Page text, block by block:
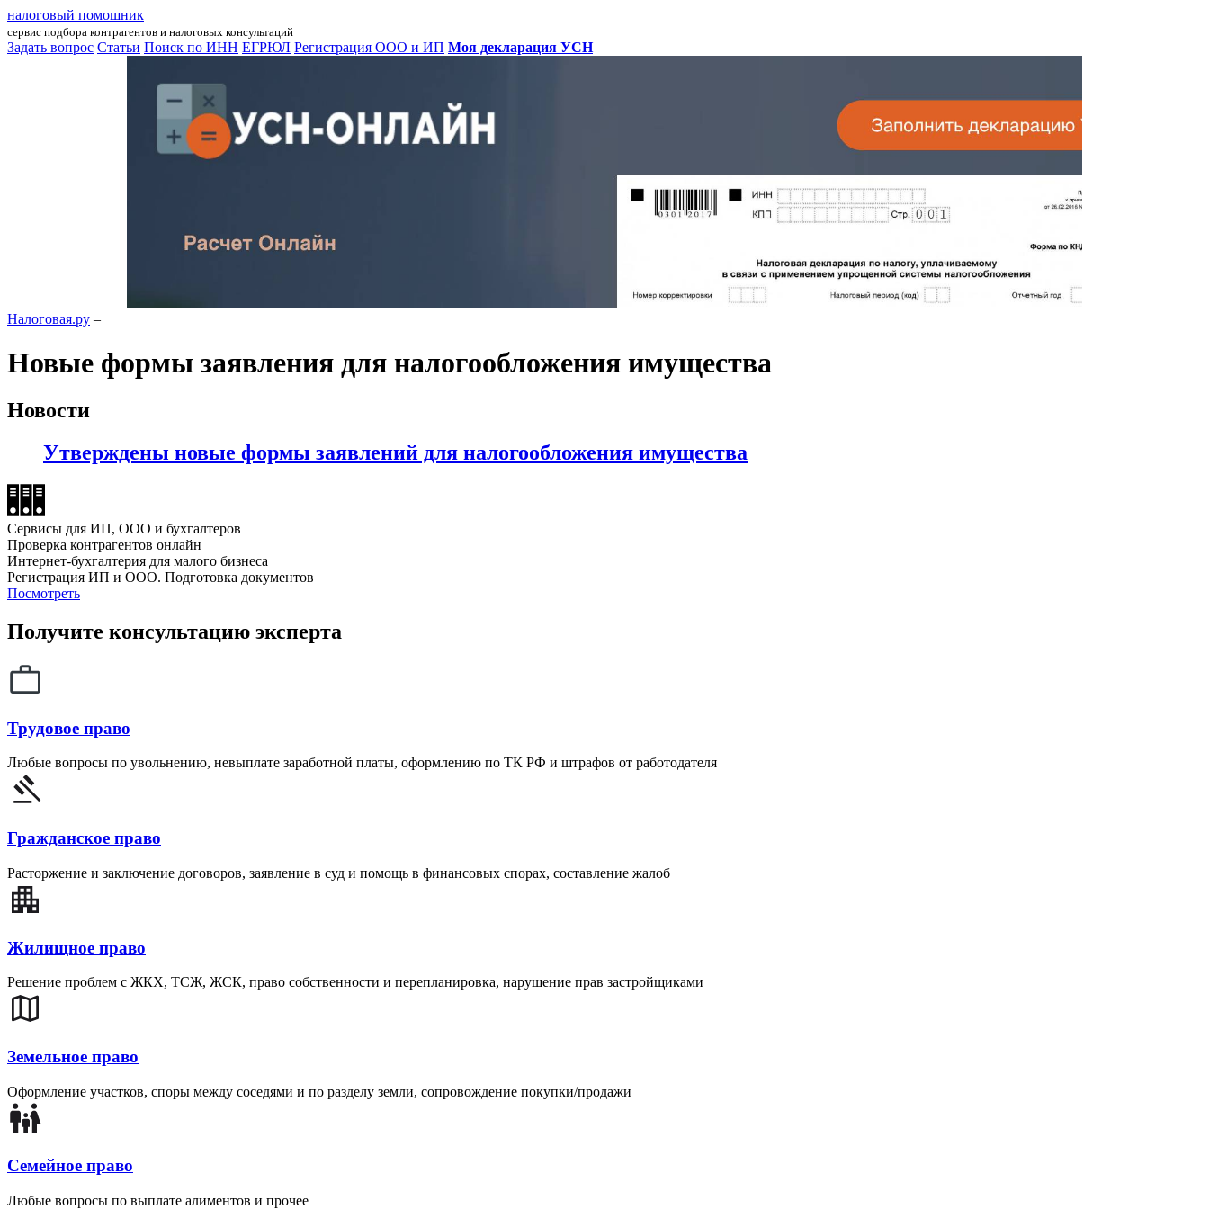
налоговый помошник
сервис подбора контрагентов и налоговых консультаций
Задать вопрос Статьи Поиск по ИНН ЕГРЮЛ Регистрация ООО и ИП Моя декларация УСН
Налоговая.ру –
Новые формы заявления для налогообложения имущества
Новости
Утверждены новые формы заявлений для налогообложения имущества
Сервисы для ИП, ООО и бухгалтеров
Проверка контрагентов онлайн
Интернет-бухгалтерия для малого бизнеса
Регистрация ИП и ООО. Подготовка документов
Посмотреть
Получите консультацию эксперта
Трудовое право
Любые вопросы по увольнению, невыплате заработной платы, оформлению по ТК РФ и штрафов от работодателя
Гражданское право
Расторжение и заключение договоров, заявление в суд и помощь в финансовых спорах, составление жалоб
Жилищное право
Решение проблем с ЖКХ, ТСЖ, ЖСК, право собственности и перепланировка, нарушение прав застройщиками
Земельное право
Оформление участков, споры между соседями и по разделу земли, сопровождение покупки/продажи
Семейное право
Любые вопросы по выплате алиментов и прочее